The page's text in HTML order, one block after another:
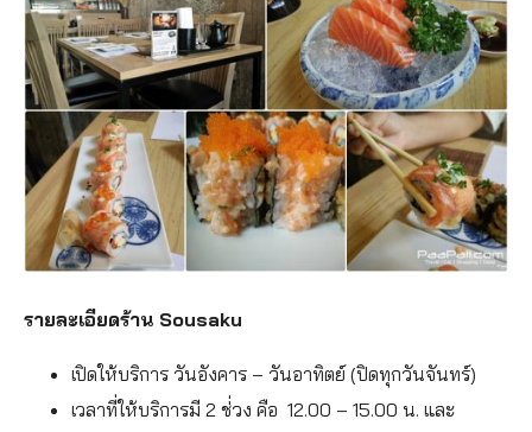
รายละเอียดร้าน Sousaku
เปิดให้บริการ วันอังคาร – วันอาทิตย์ (ปิดทุกวันจันทร์)
เวลาที่ให้บริการมี 2 ช่่วง คือ 12.00 – 15.00 น. และ